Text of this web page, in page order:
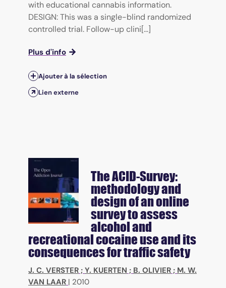
with educational cannabis information.
DESIGN: This was a single-blind randomized
controlled trial. Follow-up clini[...]
Plus d'info
Ajouter à la sélection
Lien externe
The ACID-Survey:
methodology and
design of an online
survey to assess
alcohol and
recreational cocaine use and its
consequences for traffic safety
J. C. VERSTER ; Y. KUERTEN ; B. OLIVIER ; M. W.
VAN LAAR | 2010